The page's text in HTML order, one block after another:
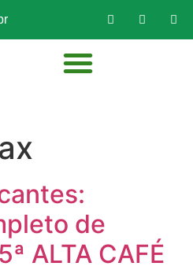
de
ALTA CAFÉ